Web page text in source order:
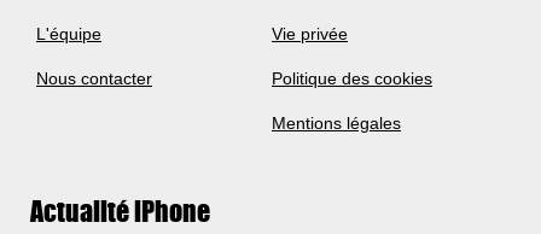
L'équipe
Nous contacter
Vie privée
Politique des cookies
Mentions légales
Actualité iPhone